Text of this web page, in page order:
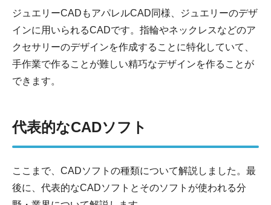
ジュエリーCADもアパレルCAD同様、ジュエリーのデザ
インに用いられるCADです。指輪やネックレスなどのア
クセサリーのデザインを作成することに特化していて、
手作業で作ることが難しい精巧なデザインを作ることが
できます。
代表的なCADソフト
ここまで、CADソフトの種類について解説しました。最
後に、代表的なCADソフトとそのソフトが使われる分